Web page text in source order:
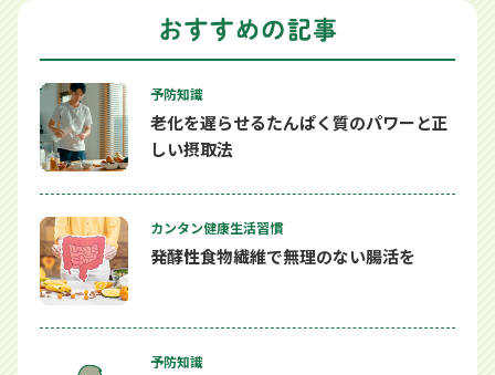
予防知識
老化を遅らせるたんぱく質のパワーと正
しい摂取法
カンタン健康生活習慣
発酵性食物繊維で無理のない腸活を
予防知識